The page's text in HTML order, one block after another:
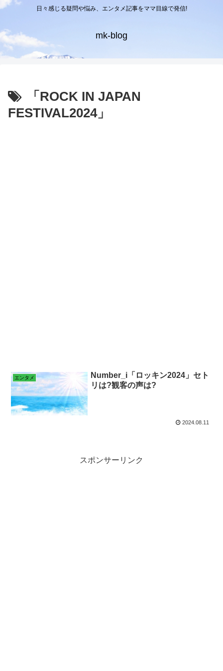
日々感じる疑問や悩み、エンタメ記事をママ目線で発信!
mk-blog
「ROCK IN JAPAN
FESTIVAL2024」
エンタメ
Number_i「ロッキン2024」セト
リは?観客の声は?
2024.08.11
スポンサーリンク